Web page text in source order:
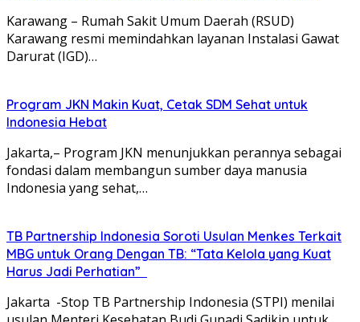
Karawang – Rumah Sakit Umum Daerah (RSUD)
Karawang resmi memindahkan layanan Instalasi Gawat
Darurat (IGD)…
Program JKN Makin Kuat, Cetak SDM Sehat untuk
Indonesia Hebat
Jakarta,– Program JKN menunjukkan perannya sebagai
fondasi dalam membangun sumber daya manusia
Indonesia yang sehat,…
TB Partnership Indonesia Soroti Usulan Menkes Terkait
MBG untuk Orang Dengan TB: “Tata Kelola yang Kuat
Harus Jadi Perhatian”
Jakarta -Stop TB Partnership Indonesia (STPI) menilai